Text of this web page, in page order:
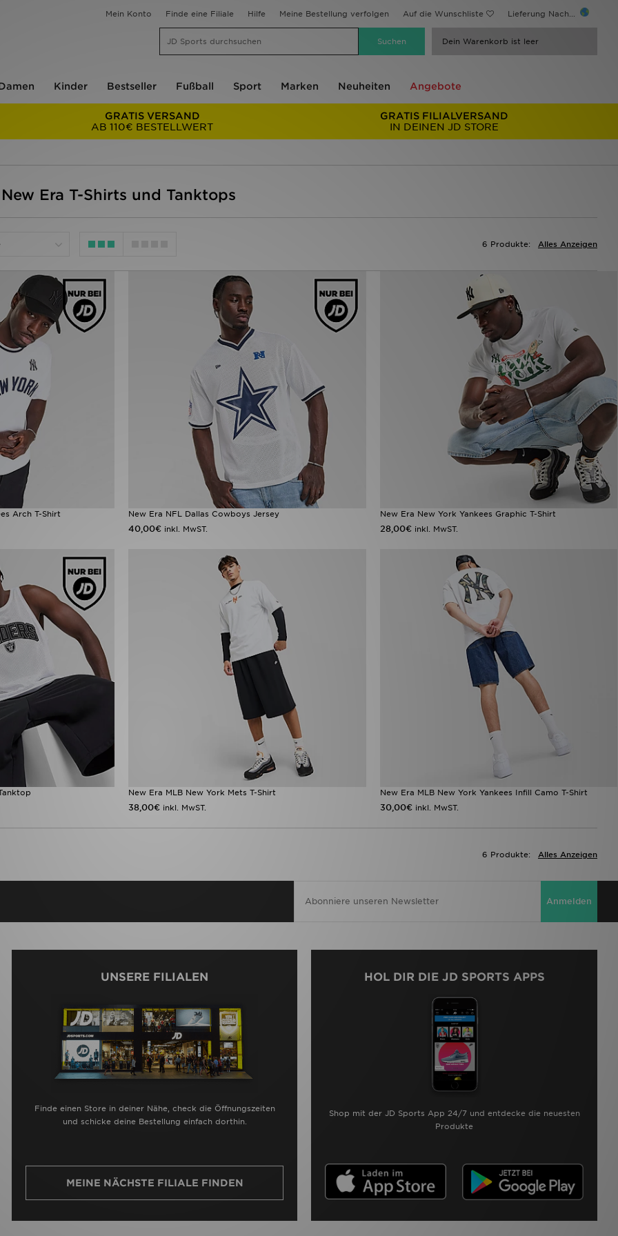
Mein Konto Finde eine Filiale Hilfe Meine Bestellung verfolgen Auf die Wunschliste Lieferung Nach...
Dein Warenkorb ist leer
Kinder Bestseller Fußball Sport Marken Neuheiten Angebote
GRATIS VERSAND
AB 110€ BESTELLWERT
GRATIS FILIALVERSAND
IN DEINEN JD STORE
Era T-Shirts und Tanktops
Alles Anzeigen
6 Produkte:
Arch T-Shirt New Era NFL Dallas Cowboys Jersey
40,00€ inkl. MwST.
New Era New York Yankees Graphic T-Shirt
28,00€ inkl. MwST.
New Era MLB New York Mets T-Shirt
38,00€ inkl. MwST.
New Era MLB New York Yankees Infill Camo T-Shirt
30,00€ inkl. MwST.
Alles Anzeigen
6 Produkte:
Anmelden
UNSERE FILIALEN
Finde einen Store in deiner Nähe, check die Öffnungszeiten
und schicke deine Bestellung einfach dorthin.
MEINE NÄCHSTE FILIALE FINDEN
HOL DIR DIE JD SPORTS APPS
Shop mit der JD Sports App 24/7 und entdecke die neuesten
Produkte